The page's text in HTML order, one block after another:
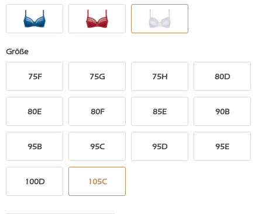
Größe
75F 75G 75H 80D
80E 80F 85E 90B
95B 95C 95D 95E
100D 105C